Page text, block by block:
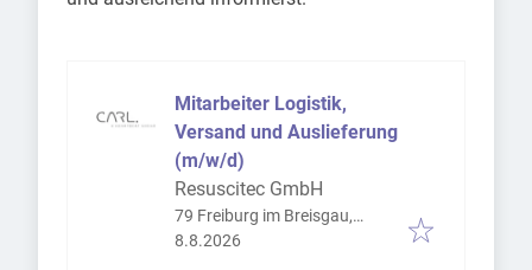
Mitarbeiter Logistik,
Versand und Auslieferung
(m/w/d)
Resuscitec GmbH
79 Freiburg im Breisgau,
Deutschland
Veröffentlicht
8.8.2026